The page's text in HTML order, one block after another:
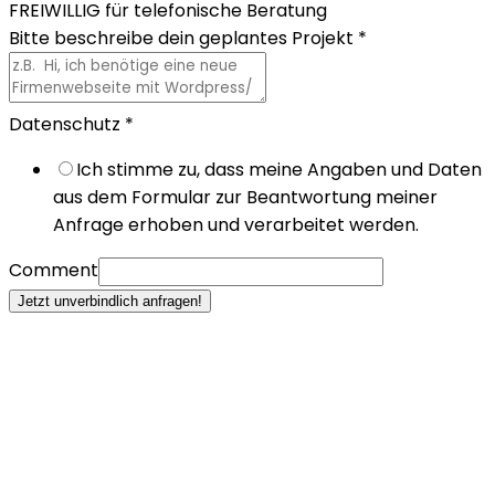
FREIWILLIG für telefonische Beratung
Bitte beschreibe dein geplantes Projekt *
Datenschutz *
Ich stimme zu, dass meine Angaben und Daten
aus dem Formular zur Beantwortung meiner
Anfrage erhoben und verarbeitet werden.
Comment
Jetzt unverbindlich anfragen!